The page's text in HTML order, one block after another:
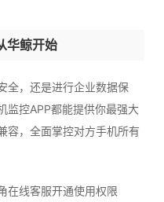
华鲸开始
全，还是进行企业数据保
监控APP都能提供你最强大
容，全面掌控对方手机所有
在线客服开通使用权限